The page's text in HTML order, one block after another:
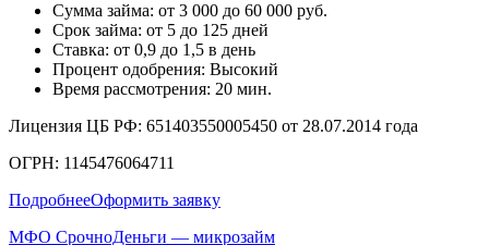
Сумма займа: от 3 000 до 60 000 руб.
Срок займа: от 5 до 125 дней
Ставка: от 0,9 до 1,5 в день
Процент одобрения: Высокий
Время рассмотрения: 20 мин.
Лицензия ЦБ РФ: 651403550005450 от 28.07.2014 года
ОГРН: 1145476064711
ПодробнееОформить заявку
МФО СрочноДеньги — микрозайм